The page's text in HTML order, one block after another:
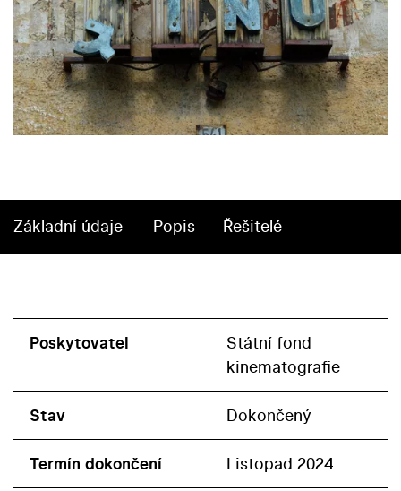
Základní údaje Popis Řešitelé
Poskytovatel
Státní fond
kinematografie
Stav Dokončený
Termín dokončení Listopad 2024